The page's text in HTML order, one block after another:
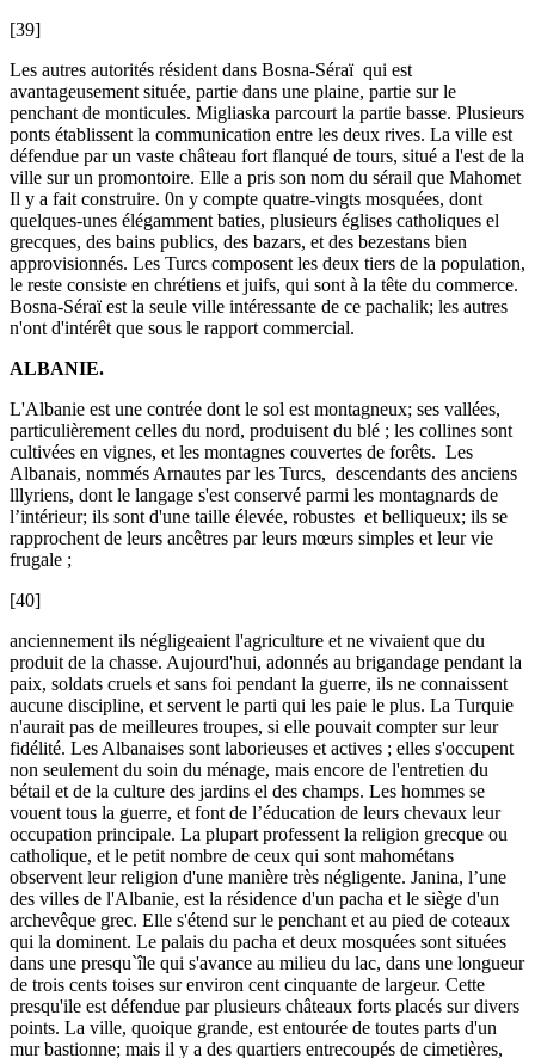
[39]
Les autres autorités résident dans Bosna-Séraï qui est
avantageusement située, partie dans une plaine, partie sur le
penchant de monticules. Migliaska parcourt la partie basse. Plusieurs
ponts établissent la communication entre les deux rives. La ville est
défendue par un vaste château fort flanqué de tours, situé a l'est de la
ville sur un promontoire. Elle a pris son nom du sérail que Mahomet
Il y a fait construire. 0n y compte quatre-vingts mosquées, dont
quelques-unes élégamment baties, plusieurs églises catholiques el
grecques, des bains publics, des bazars, et des bezestans bien
approvisionnés. Les Turcs composent les deux tiers de la population,
le reste consiste en chrétiens et juifs, qui sont à la tête du commerce.
Bosna-Séraï est la seule ville intéressante de ce pachalik; les autres
n'ont d'intérêt que sous le rapport commercial.
ALBANIE.
L'Albanie est une contrée dont le sol est montagneux; ses vallées,
particulièrement celles du nord, produisent du blé ; les collines sont
cultivées en vignes, et les montagnes couvertes de forêts. Les
Albanais, nommés Arnautes par les Turcs, descendants des anciens
lllyriens, dont le langage s'est conservé parmi les montagnards de
l’intérieur; ils sont d'une taille élevée, robustes et belliqueux; ils se
rapprochent de leurs ancêtres par leurs mœurs simples et leur vie
frugale ;
[40]
anciennement ils négligeaient l'agriculture et ne vivaient que du
produit de la chasse. Aujourd'hui, adonnés au brigandage pendant la
paix, soldats cruels et sans foi pendant la guerre, ils ne connaissent
aucune discipline, et servent le parti qui les paie le plus. La Turquie
n'aurait pas de meilleures troupes, si elle pouvait compter sur leur
fidélité. Les Albanaises sont laborieuses et actives ; elles s'occupent
non seulement du soin du ménage, mais encore de l'entretien du
bétail et de la culture des jardins el des champs. Les hommes se
vouent tous la guerre, et font de l’éducation de leurs chevaux leur
occupation principale. La plupart professent la religion grecque ou
catholique, et le petit nombre de ceux qui sont mahométans
observent leur religion d'une manière très négligente. Janina, l’une
des villes de l'Albanie, est la résidence d'un pacha et le siège d'un
archevêque grec. Elle s'étend sur le penchant et au pied de coteaux
qui la dominent. Le palais du pacha et deux mosquées sont situées
dans une presqu`île qui s'avance au milieu du lac, dans une longueur
de trois cents toises sur environ cent cinquante de largeur. Cette
presqu'ile est défendue par plusieurs châteaux forts placés sur divers
points. La ville, quoique grande, est entourée de toutes parts d'un
mur bastionne; mais il y a des quartiers entrecoupés de cimetières,